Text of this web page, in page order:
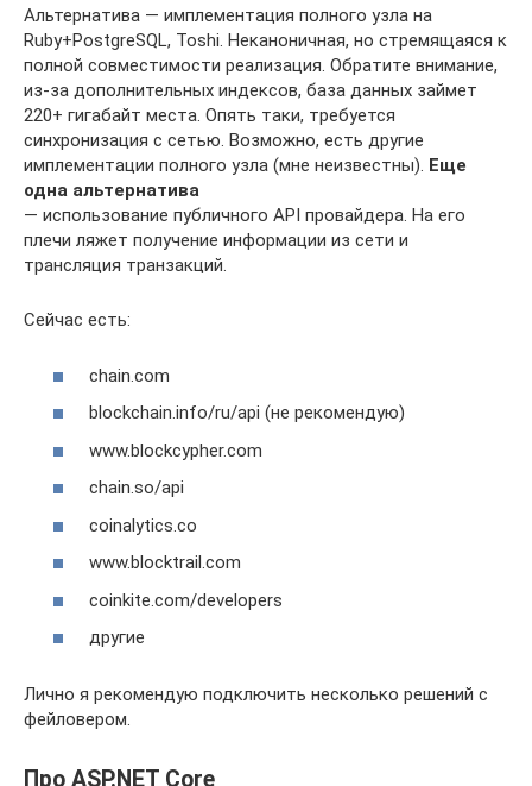
Альтернатива — имплементация полного узла на
Ruby+PostgreSQL, Toshi. Неканоничная, но стремящаяся к
полной совместимости реализация. Обратите внимание,
из-за дополнительных индексов, база данных займет
220+ гигабайт места. Опять таки, требуется
синхронизация с сетью. Возможно, есть другие
имплементации полного узла (мне неизвестны). Еще
одна альтернатива
— использование публичного API провайдера. На его
плечи ляжет получение информации из сети и
трансляция транзакций.
Сейчас есть:
chain.com
blockchain.info/ru/api (не рекомендую)
www.blockcypher.com
chain.so/api
coinalytics.co
www.blocktrail.com
coinkite.com/developers
другие
Лично я рекомендую подключить несколько решений с
фейловером.
Про ASP.NET Core